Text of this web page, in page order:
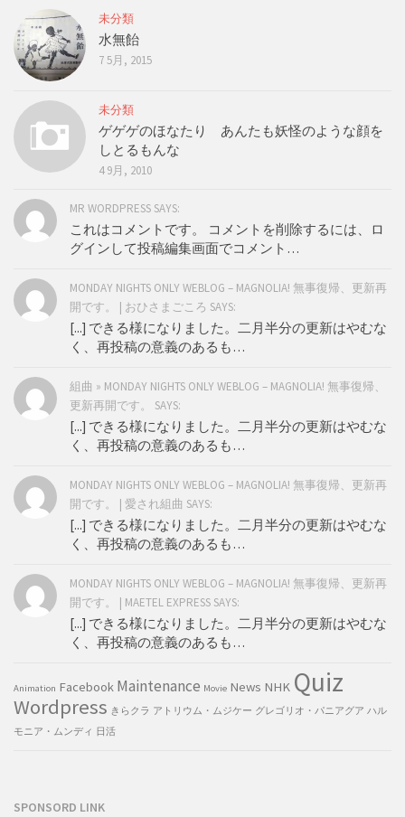
未分類
水無飴
7 5月, 2015
未分類
ゲゲゲのほなたり あんたも妖怪のような顔を
しとるもんな
4 9月, 2010
MR WORDPRESS SAYS:
これはコメントです。 コメントを削除するには、ロ
グインして投稿編集画面でコメント…
MONDAY NIGHTS ONLY WEBLOG – MAGNOLIA! 無事復帰、更新再
開です。 | おひさまごころ SAYS:
[...] できる様になりました。二月半分の更新はやむな
く、再投稿の意義のあるも…
組曲 » MONDAY NIGHTS ONLY WEBLOG – MAGNOLIA! 無事復帰、
更新再開です。 SAYS:
[...] できる様になりました。二月半分の更新はやむな
く、再投稿の意義のあるも…
MONDAY NIGHTS ONLY WEBLOG – MAGNOLIA! 無事復帰、更新再
開です。 | 愛され組曲 SAYS:
[...] できる様になりました。二月半分の更新はやむな
く、再投稿の意義のあるも…
MONDAY NIGHTS ONLY WEBLOG – MAGNOLIA! 無事復帰、更新再
開です。 | MAETEL EXPRESS SAYS:
[...] できる様になりました。二月半分の更新はやむな
く、再投稿の意義のあるも…
Animation Facebook Maintenance Movie News NHK Quiz
Wordpress きらクラ アトリウム・ムジケー グレゴリオ・パニアグア ハル
モニア・ムンディ 日活
SPONSORD LINK